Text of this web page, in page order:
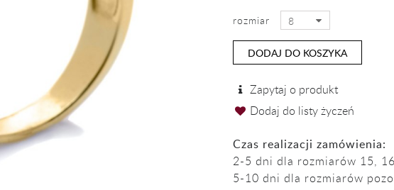
8
DODAJ DO KOSZYKA
Zapytaj o produkt
Dodaj do listy życzeń
Czas realizacji zamówienia:
2-5 dni dla rozmiarów 15,
5-10 dni dla rozmiarów